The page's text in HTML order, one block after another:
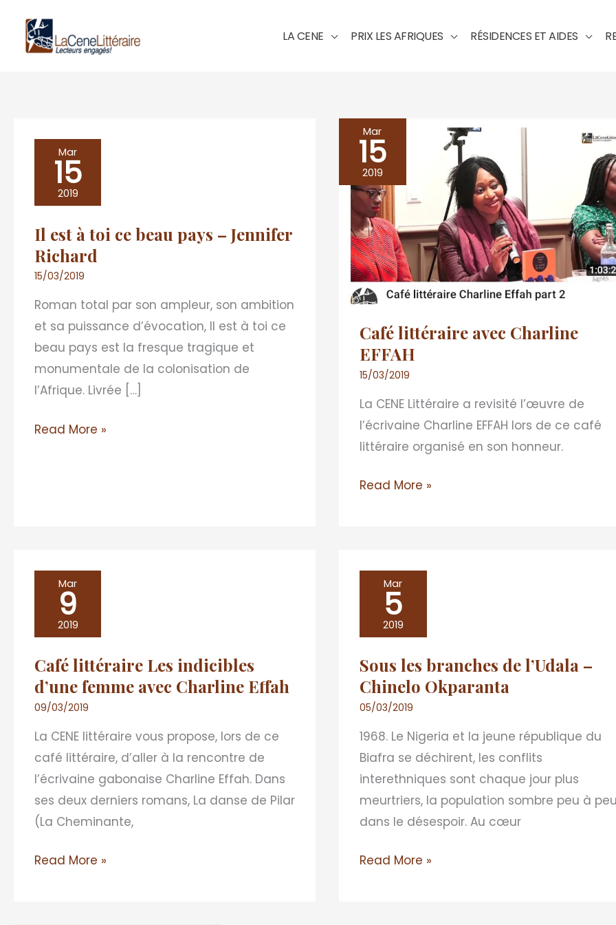
contenu
LA CENE PRIX LES AFRIQUES RÉSIDENCES ET AIDES
Mar
15
2019
Il est à toi ce beau pays – Jennifer
Richard
15/03/2019
Roman total par son ampleur, son ambition
et sa puissance d’évocation, Il est à toi ce
beau pays est la fresque tragique et
monumentale de la colonisation de
l’Afrique. Livrée […]
ce
beau
pays
–
Jennifer
Richard
Read More »
Mar
15
2019
Café littéraire avec Charline
EFFAH
15/03/2019
La CENE Littéraire a revisité l’œuvre de
l’écrivaine Charline EFFAH lors de ce café
littéraire organisé en son honneur.
Café
littéraire
avec
Charline
EFFAH
Read More »
Mar
9
2019
Café littéraire Les indicibles
d’une femme avec Charline Effah
09/03/2019
La CENE littéraire vous propose, lors de ce
café littéraire, d’aller à la rencontre de
l’écrivaine gabonaise Charline Effah. Dans
ses deux derniers romans, La danse de Pilar
(La Cheminante,
Café
littéraire
d’une
femme
avec
Charline
Effah
Read More »
Mar
5
2019
Sous les branches de l’Udala –
Chinelo Okparanta
05/03/2019
1968. Le Nigeria et la jeune république du
Biafra se déchirent, les conflits
interethniques sont chaque jour plus
meurtriers, la population sombre peu à
dans le désespoir. Au cœur
Sous
branches
l’Udala
–
Chinelo
Okparanta
Read More »